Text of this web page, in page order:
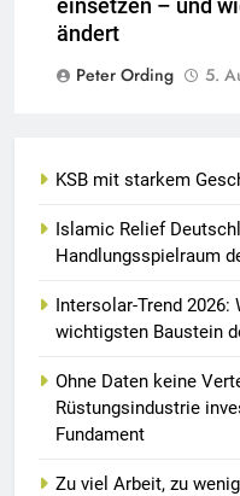
einsetzen – und
ändert
Peter Ording
5.
KSB mit starkem
Islamic Relief
Handlungsspielraum
Intersolar-Trend
wichtigsten Baustein
Ohne Daten keine
Rüstungsindustrie
Fundament
Zu viel Arbeit, zu